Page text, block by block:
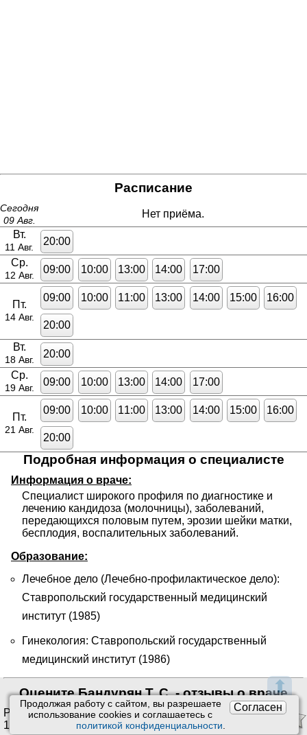
⬆
Согласен
Продолжая работу с сайтом, вы разрешаете
использование сookies и соглашаетесь с
политикой конфиденциальности.
Расписание
Сегодня
09 Авг.
Нет приёма.
Вт.
11 Авг.
20:00
Ср.
12 Авг.
09:00 10:00 13:00 14:00 17:00
Пт.
14 Авг.
09:00 10:00 11:00 13:00 14:00 15:00 16:00
20:00
Вт.
18 Авг.
20:00
Ср.
19 Авг.
09:00 10:00 13:00 14:00 17:00
Пт.
21 Авг.
09:00 10:00 11:00 13:00 14:00 15:00 16:00
20:00
Подробная информация о специалисте
Информация о враче:
Специалист широкого профиля по диагностике и
лечению кандидоза (молочницы), заболеваний,
передающихся половым путем, эрозии шейки матки,
бесплодия, воспалительных заболеваний.
Образование:
Лечебное дело (Лечебно-профилактическое дело):
Ставропольский государственный медицинский
институт (1985)
Гинекология: Ставропольский государственный
медицинский институт (1986)
Оцените Бандурян Т. С. - отзывы о враче
Рейтинг:4.63/5. Оценок:
14